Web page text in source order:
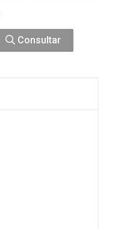
Consultar